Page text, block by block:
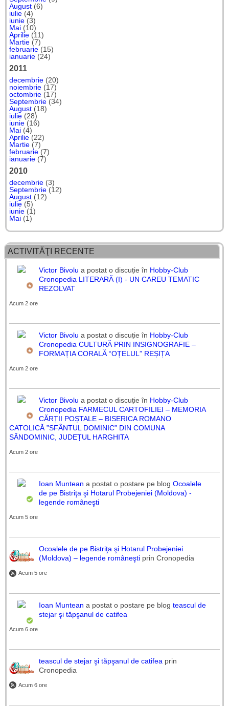
August (6)
iulie (4)
iunie (3)
Mai (10)
Aprilie (11)
Martie (7)
februarie (15)
ianuarie (24)
2011
decembrie (20)
noiembrie (17)
octombrie (17)
Septembrie (34)
August (18)
iulie (28)
iunie (16)
Mai (4)
Aprilie (22)
Martie (7)
februarie (7)
ianuarie (7)
2010
decembrie (3)
Septembrie (12)
August (12)
iulie (5)
iunie (1)
Mai (1)
ACTIVITĂŢI RECENTE
Victor Bivolu a postat o discuție în Hobby-Club
Cronopedia LITERARĂ (I) - UN CAREU TEMATIC
REZOLVAT
Acum 2 ore
Victor Bivolu a postat o discuție în Hobby-Club
Cronopedia CULTURĂ PRIN INSIGNOGRAFIE –
FORMAȚIA CORALĂ “OȚELUL” REȘIȚA
Acum 2 ore
Victor Bivolu a postat o discuție în Hobby-Club
Cronopedia FARMECUL CARTOFILIEI – MEMORIA
CĂRȚII POȘTALE – BISERICA ROMANO
CATOLICĂ ”SFÂNTUL DOMINIC” DIN COMUNA
SÂNDOMINIC, JUDEȚUL HARGHITA
Acum 2 ore
Ioan Muntean a postat o postare pe blog Ocoalele
de pe Bistriţa şi Hotarul Probejeniei (Moldova) -
legende româneşti
Acum 5 ore
Ocoalele de pe Bistriţa şi Hotarul Probejeniei
(Moldova) – legende româneşti prin Cronopedia
Acum 5 ore
Ioan Muntean a postat o postare pe blog teascul de
stejar şi tăpşanul de catifea
Acum 6 ore
teascul de stejar şi tăpşanul de catifea prin
Cronopedia
Acum 6 ore